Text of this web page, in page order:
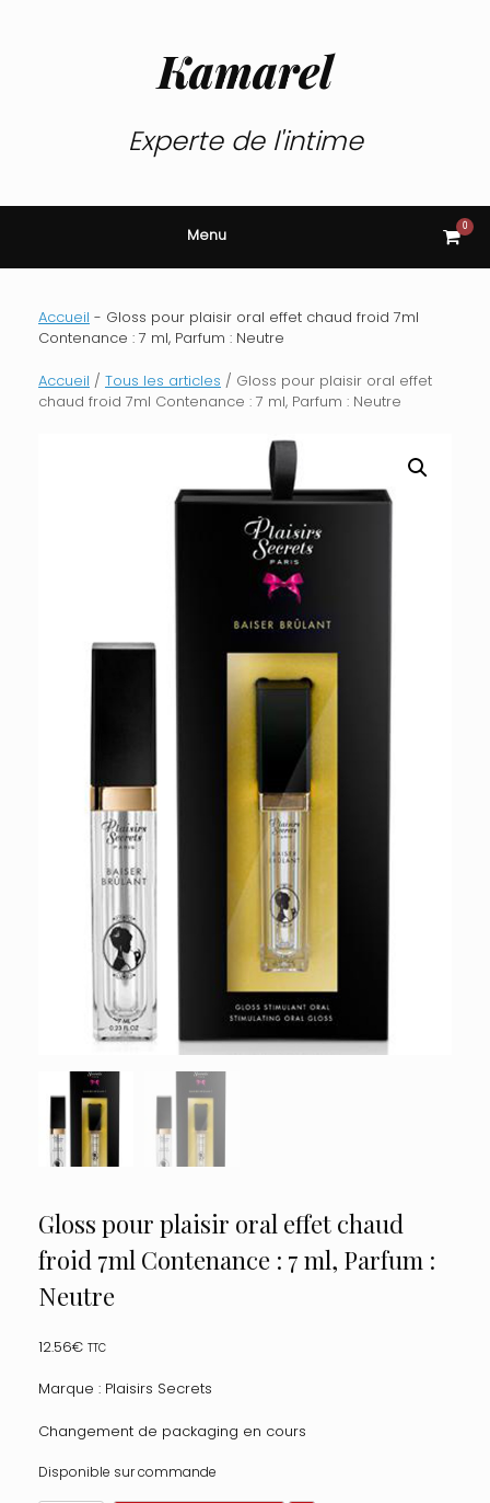
Kamarel
Experte de l'intime
Menu View
cart
0
Accueil - Gloss pour plaisir oral effet chaud froid 7ml
Contenance : 7 ml, Parfum : Neutre
Accueil / Tous les articles / Gloss pour plaisir oral effet
chaud froid 7ml Contenance : 7 ml, Parfum : Neutre
Gloss pour plaisir oral effet chaud
froid 7ml Contenance : 7 ml, Parfum :
Neutre
12.56€ TTC
Marque : Plaisirs Secrets
Changement de packaging en cours
Disponible sur commande